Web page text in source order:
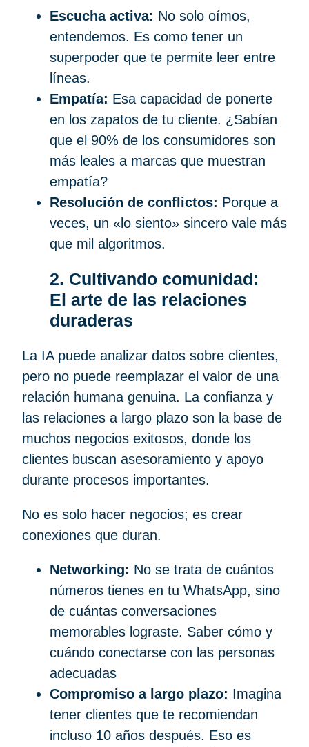
Escucha activa: No solo oímos,
entendemos. Es como tener un
superpoder que te permite leer entre
líneas.
Empatía: Esa capacidad de ponerte
en los zapatos de tu cliente. ¿Sabían
que el 90% de los consumidores son
más leales a marcas que muestran
empatía?
Resolución de conflictos: Porque a
veces, un «lo siento» sincero vale más
que mil algoritmos.
2. Cultivando comunidad:
El arte de las relaciones
duraderas
La IA puede analizar datos sobre clientes,
pero no puede reemplazar el valor de una
relación humana genuina. La confianza y
las relaciones a largo plazo son la base de
muchos negocios exitosos, donde los
clientes buscan asesoramiento y apoyo
durante procesos importantes.
No es solo hacer negocios; es crear
conexiones que duran.
Networking: No se trata de cuántos
números tienes en tu WhatsApp, sino
de cuántas conversaciones
memorables lograste. Saber cómo y
cuándo conectarse con las personas
adecuadas
Compromiso a largo plazo: Imagina
tener clientes que te recomiendan
incluso 10 años después. Eso es